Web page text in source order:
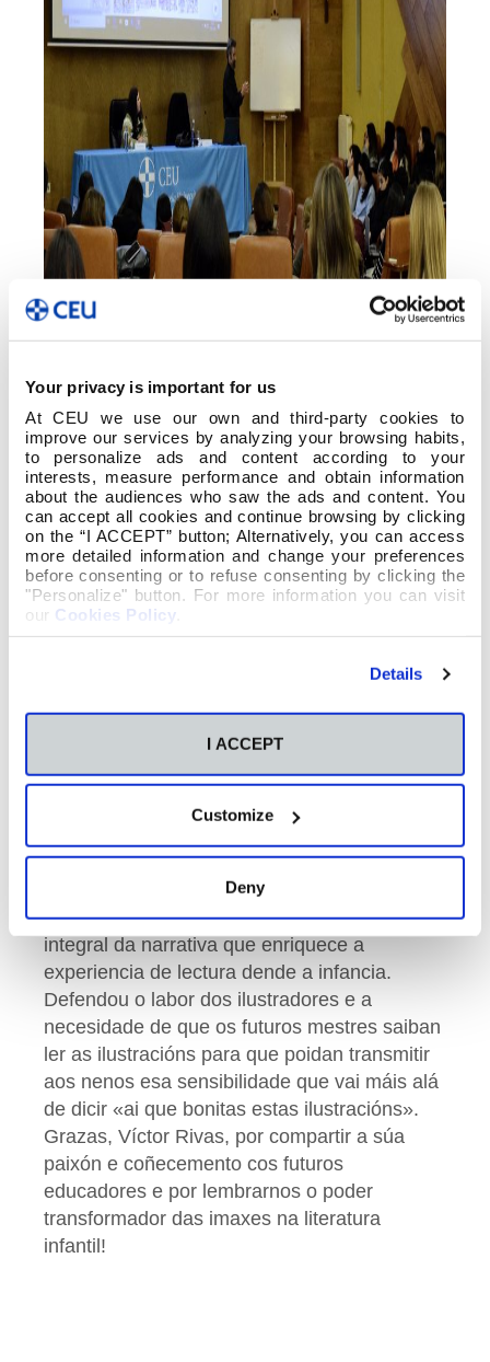
Your privacy is important for us
At CEU we use our own and third-party cookies to
improve our services by analyzing your browsing habits,
to personalize ads and content according to your
interests, measure performance and obtain information
about the audiences who saw the ads and content. You
can accept all cookies and continue browsing by clicking
on the “I ACCEPT” button; Alternatively, you can access
more detailed information and change your preferences
before consenting or to refuse consenting by clicking the
"Personalize" button. For more information you can visit
our Cookies Policy
Details
I ACCEPT
Customize
Deny
O alumnado dos Graos de Educación
Primaria e Infantil tivo o privilexio de asistir a
unha conferencia inspiradora con Víctor
Rivas, destacado ilustrador español. Dende a
súa perspectiva única, Víctor compartiu como
o seu labor como concibe el a súa profesión:
«Eu son un comunicador. Nunca debuxei por
estética», sinalou. Quixo así distinguir o labor
creador sexa un ilustrador ou un artista.
Durante a charla, revelou os entresixos do
proceso creativo de ilustrar un libro, enfatizou
liñas para captar a esencia dunha historia a
través das imaxes. Segundo el, a ilustración
non é só un complemento, senón unha parte
integral da narrativa que enriquece a
experiencia de lectura dende a infancia.
Defendou o labor dos ilustradores e a
necesidade de que os futuros mestres saiban
ler as ilustracións para que poidan transmitir
aos nenos esa sensibilidade que vai máis alá
de dicir «ai que bonitas estas ilustracións».
Grazas, Víctor Rivas, por compartir a súa
paixón e coñecemento cos futuros
educadores e por lembrarnos o poder
transformador das imaxes na literatura
infantil!